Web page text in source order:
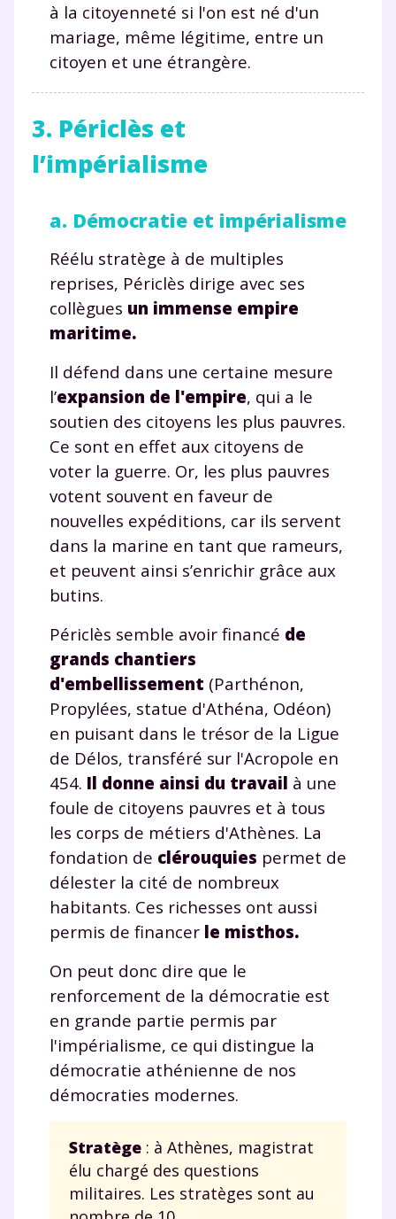
à la citoyenneté si l'on est né d'un
mariage, même légitime, entre un
citoyen et une étrangère.
3. Périclès et
l’impérialisme
a. Démocratie et impérialisme
Réélu stratège à de multiples
reprises, Périclès dirige avec ses
collègues un immense empire
maritime.
Il défend dans une certaine mesure
l’expansion de l'empire, qui a le
soutien des citoyens les plus pauvres.
Ce sont en effet aux citoyens de
voter la guerre. Or, les plus pauvres
votent souvent en faveur de
nouvelles expéditions, car ils servent
dans la marine en tant que rameurs,
et peuvent ainsi s’enrichir grâce aux
butins.
Périclès semble avoir financé de
grands chantiers
d'embellissement (Parthénon,
Propylées, statue d'Athéna, Odéon)
en puisant dans le trésor de la Ligue
de Délos, transféré sur l'Acropole en
454. Il donne ainsi du travail à une
foule de citoyens pauvres et à tous
les corps de métiers d'Athènes. La
fondation de clérouquies permet de
délester la cité de nombreux
habitants. Ces richesses ont aussi
permis de financer le misthos.
On peut donc dire que le
renforcement de la démocratie est
en grande partie permis par
l'impérialisme, ce qui distingue la
démocratie athénienne de nos
démocraties modernes.
Stratège : à Athènes, magistrat
élu chargé des questions
militaires. Les stratèges sont au
Envie de progresser
et de réussir votre
année scolaire ?
Testez gratuitement
plateforme de soutien
scolaire !
Fiches de cours et vidéos,exercices
corrigés
podcasts de révisions
Unespace dédié aux parents pour
suivre les progrès
Tout le programme scolaire du CP à
la Terminale
Des profs expérimentés disponibles
à la demande par tchat, audio ou
TESTER GRATUITEMENT
* Votre code d'accès sera envoyé à cette adresse e-mail. En
renseignant votre e-mail, vous consentez à ce que vos
données à caractère personnel soient traitées par SEJER, sous
la marque myMaxicours, afin que SEJER puisse vous donner
accès au service de soutien scolaire pendant 24h. Pour en
charte.
J’accepte de recevoir les actualités et des
communications de la part de